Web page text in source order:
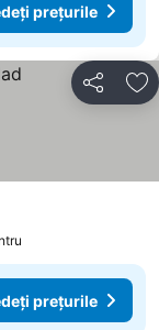
prețurile
Distribuiți
prețurile